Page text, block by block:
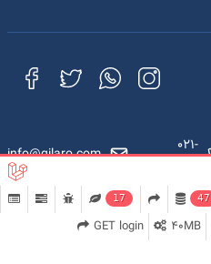
021-
88442002
info@gilaro.com
17 47
40MB
GET login